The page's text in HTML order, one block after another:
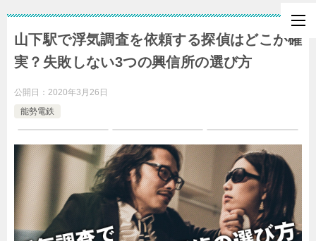
山下駅で浮気調査を依頼する探偵はどこが確
実？失敗しない3つの興信所の選び方
公開日： 2020年3月26日
能勢電鉄